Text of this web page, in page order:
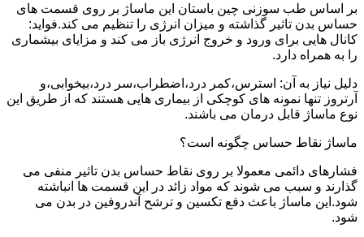
بر اساس طب سوزنی چین باستان این ماساژ بر روی قسمت های
حساس بدن تاثیر گذاشته و میزان انرژی را تنظیم می کند.فواید:
کانال هایی برای ورود و خروج انرژی باز می کند و مزایای بیشماری
را به همراه دارد.
دلیل نیاز به آن: استرس،کمر درد،اضطراب،سر درد،بیخوابی،و
آرتروز تنها نمونه های کوچکی از بیماری هایی هستند که از طریق این
نوع ماساژ قابل درمان می باشند.
ماساژ نقاط حساس چگونه است؟
فشارهای دائمی معمولا بر روی نقاط حساس بدن تاثیر منفی می
گذارند و سبب می شوند که مواد زائد در این قسمت ها انباشته
شود.این ماساژ باعث دفع تکسین و ترشح آندروفین در بدن می
شود.